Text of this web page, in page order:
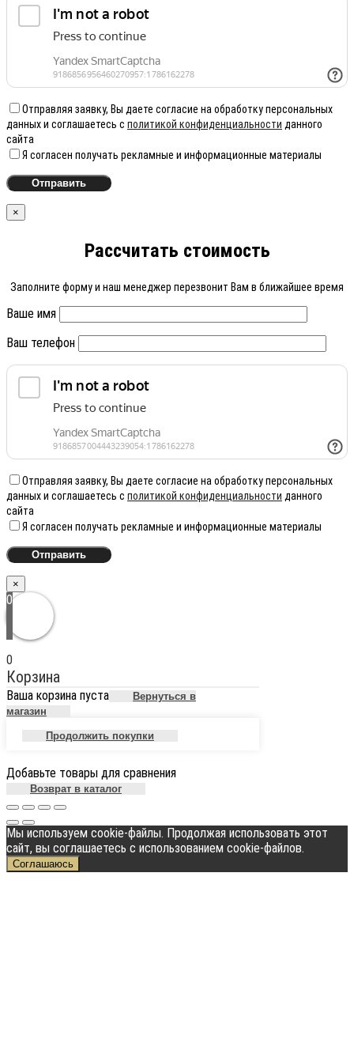
Отправляя заявку, Вы даете согласие на обработку персональных
данных и соглашаетесь с политикой конфиденциальности данного
сайта
Я согласен получать рекламные и информационные материалы
×
Рассчитать стоимость
Заполните форму и наш менеджер перезвонит Вам в ближайшее время
Ваше имя
Ваш телефон
Отправляя заявку, Вы даете согласие на обработку персональных
данных и соглашаетесь с политикой конфиденциальности данного
сайта
Я согласен получать рекламные и информационные материалы
×
0
0
Корзина
Ваша корзина пуста
Вернуться в
магазин
Продолжить покупки
Добавьте товары для сравнения
Возврат в каталог
Мы используем cookie-файлы. Продолжая использовать этот
сайт, вы соглашаетесь с использованием cookie-файлов.
Соглашаюсь